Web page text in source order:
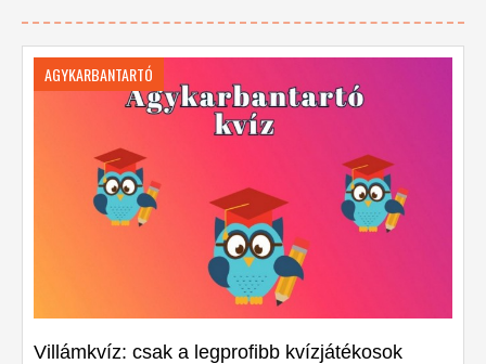
AGYKARBANTARTÓ
Villámkvíz: csak a legprofibb kvízjátékosok